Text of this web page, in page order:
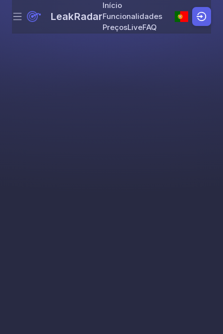
Skip to content
Menu LeakRadar
Início
Funcionalidades
PreçosLiveFAQ